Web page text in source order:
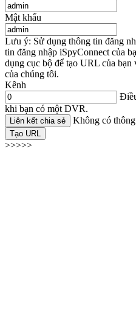
Mật khẩu
Lưu ý: Sử dụng thông tin đăng
tin đăng nhập iSpyConnect của
dụng cục bộ để tạo URL của
của chúng tôi.
Kênh
khi bạn có một DVR.
Liên kết chia sẻ Không có
Tạo URL
>>>>>